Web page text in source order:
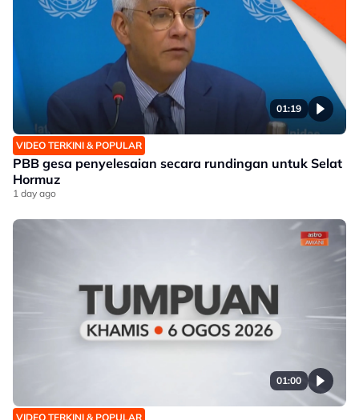
01:19
VIDEO TERKINI & POPULAR
PBB gesa penyelesaian secara rundingan untuk Selat
Hormuz
1 day ago
01:00
VIDEO TERKINI & POPULAR